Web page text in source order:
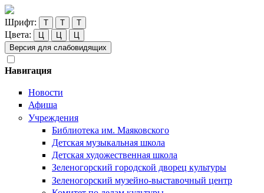
Шрифт: Т Т Т
Цвета: Ц Ц
Ц
Версия для слабовидящих
Навигация
Новости
Афиша
Учреждения
Библиотека им. Маяковского
Детская музыкальная школа
Детская художественная школа
Зеленогорский городской дворец культуры
Зеленогорский музейно-выставочный центр